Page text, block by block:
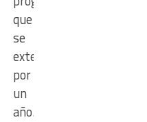
que
se
extenderá
por
un
año.